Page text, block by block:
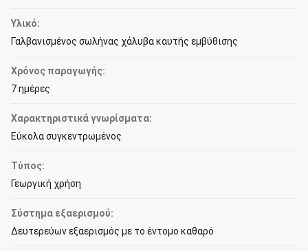
Υλικό:
Γαλβανισμένος σωλήνας χάλυβα καυτής εμβύθισης
Χρόνος παραγωγής:
7 ημέρες
Χαρακτηριστικά γνωρίσματα:
Εύκολα συγκεντρωμένος
Τύπος:
Γεωργική χρήση
Σύστημα εξαερισμού:
Δευτερεύων εξαερισμός με το έντομο καθαρό